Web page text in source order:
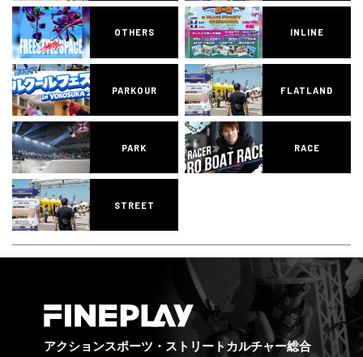
OTHERS INLINE
PARKOUR FLATLAND
PARK RACE
STREET
アクションスポーツ・ストリートカルチャー総合